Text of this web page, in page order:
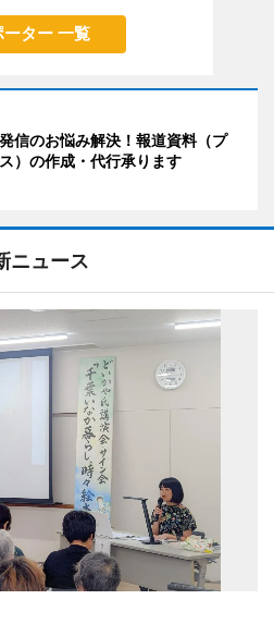
ーター 一覧
信のお悩み解決！報道資料（プ
）の作成・代行承ります
ニュース